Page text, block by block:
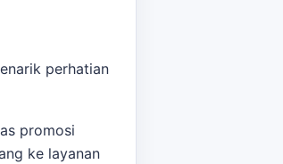
perhatian
promosi
ke layanan